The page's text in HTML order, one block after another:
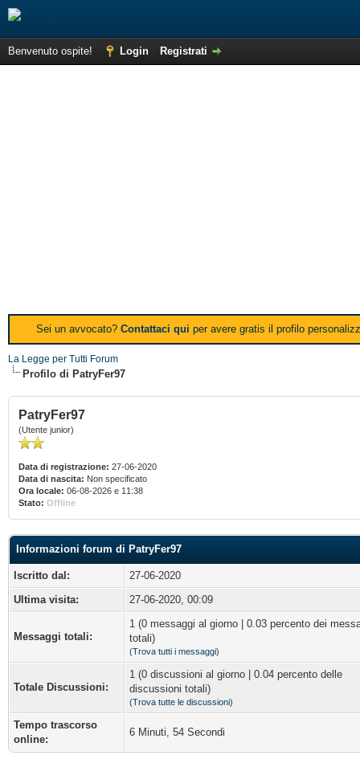
Benvenuto ospite! Login Registrati
Sei un avvocato? Contattaci qui per avere gratis il profilo
La Legge per Tutti Forum
Profilo di PatryFer97
PatryFer97
(Utente junior)
Data di registrazione: 27-06-2020
Data di nascita: Non specificato
Ora locale: 06-08-2026 e 11:38
Stato: Offline
Informazioni forum di PatryFer97
Iscritto dal:
27-06-2020
Ultima visita:
27-06-2020, 00:09
Messaggi totali:
1 (0 messaggi al giorno | 0.03 percento dei
totali)
(Trova tutti i messaggi)
Totale Discussioni:
1 (0 discussioni al giorno | 0.04 percento delle
discussioni totali)
(Trova tutte le discussioni)
Tempo trascorso
online:
6 Minuti, 54 Secondi